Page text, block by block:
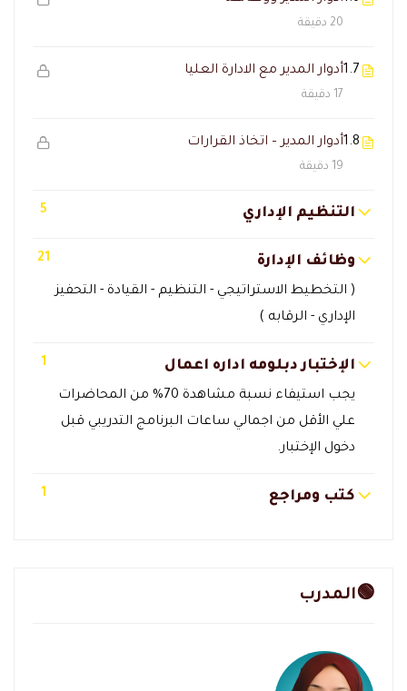
20 دقيقة
1.7أدوار المدير مع الادارة العليا
17 دقيقة
1.8أدوار المدير – اتخاذ القرارات
19 دقيقة
التنظيم الإداري 5
وظائف الإدارة
( التخطيط الاستراتيجي - التنظيم - القيادة - التحفيز
الإداري - الرقابه )
21
الإختبار دبلومه اداره اعمال
يجب استيفاء نسبة مشاهدة 70% من المحاضرات
علي الأقل من اجمالي ساعات البرنامج التدريبي قبل
دخول الإختبار.
1
كتب ومراجع 1
🟢المدرب